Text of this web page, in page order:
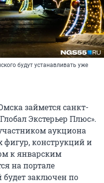
будут устанавливать уже
займется санкт-
Экстерьер Плюс».
аукциона
конструкций и
к январским
на портале
будет заключен по